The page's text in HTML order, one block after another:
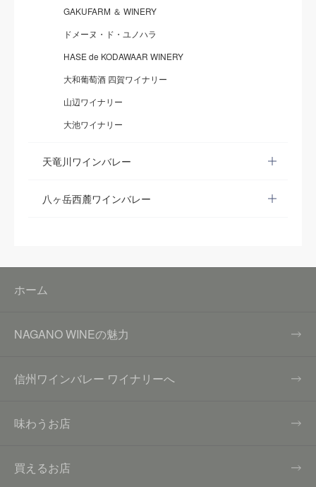
GAKUFARM ＆ WINERY
ドメーヌ・ド・ユノハラ
HASE de KODAWAAR WINERY
大和葡萄酒 四賀ワイナリー
山辺ワイナリー
大池ワイナリー
天竜川ワインバレー
八ヶ岳西麓ワインバレー
ホーム
NAGANO WINEの魅力
信州ワインバレー ワイナリーへ
味わうお店
買えるお店